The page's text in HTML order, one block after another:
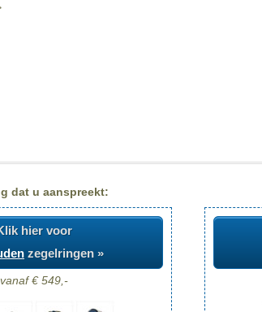
dat u aanspreekt:
hier voor
zegelringen »
vanaf € 549,-